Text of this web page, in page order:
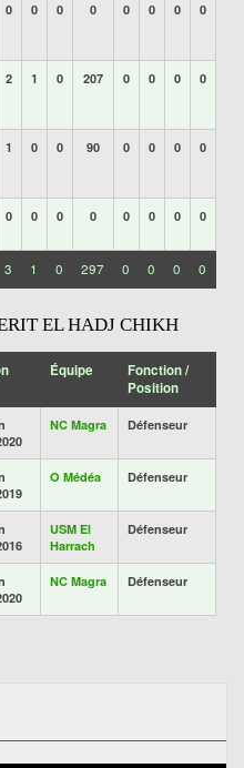
0 0 0 0 0 0 0 0
2 1 0 207 0 0 0 0
1 0 0 90 0 0 0 0
0 0 0 0 0 0 0 0
3 1 0 297 0 0 0 0
EL HADJ CHIKH
Équipe
Fonction /
Position
NC Magra Défenseur
O Médéa Défenseur
USM El
Harrach
Défenseur
NC Magra Défenseur